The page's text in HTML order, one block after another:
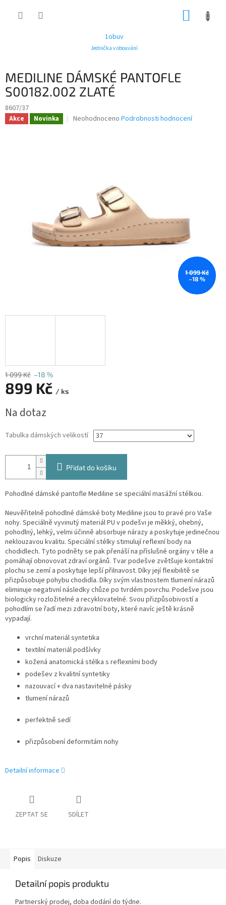
1obuv
Jednička v obouvání
MEDILINE DÁMSKÉ PANTOFLE
S00182.002 ZLATÉ
8607/37
Akce Novinka
Průměrné
Neohodnoceno Podrobnosti hodnocení
1 099 Kč
–18 %
1 099 Kč –18 %
899 Kč / ks
cena:
Na dotaz
Tabulka dámských velikostí
Přidat do košíku
Pohodlné dámské pantofle Mediline se speciální masážní stélkou.
Neuvěřitelně pohodlné dámské boty Mediline jsou to pravé pro Vaše
nohy. Speciálně vyvinutý materiál PU v podešvi je měkký, ohebný,
pohodlný, lehký, velmi účinně absorbuje nárazy a poskytuje jedinečnou
neklouzavou kvalitu. Speciální stélky stimulují reflexní body na
chodidlech. Tyto podněty se pak přenáší na příslušné orgány v těle a
pomáhají obnovovat zdraví orgánů. Tvar podešve zvětšuje kontaktní
plochu se zemí a poskytuje lepší přilnavost. Díky její flexibilitě se
přizpůsobuje pohybu chodidla. Díky svým vlastnostem tlumení nárazů
eliminuje negativní následky chůze po tvrdém povrchu. Podešve jsou
biologicky rozložitelné a recyklovatelné. Svou přizpůsobivostí a
pohodlím se řadí mezi zdravotní boty, které navíc ještě krásně
vypadají.
vrchní materiál syntetika
textilní materiál podšívky
kožená anatomická stélka s reflexními body
podešev z kvalitní syntetiky
nazouvací + dva nastavitelné pásky
tlumení nárazů
perfektně sedí
přizpůsobení deformitám nohy
Detailní informace
ZEPTAT SE SDÍLET
Popis Diskuze
Detailní popis produktu
Partnerský prodej, doba dodání do týdne.